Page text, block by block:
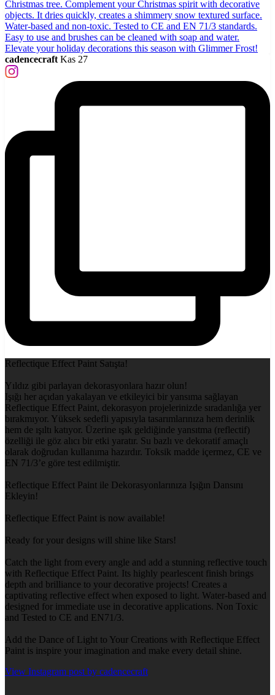
cadencecraft Kas 27
Reflectique Effect Paint Satışta!
Yıldız gibi parlayan dekorasyonlara hazır olun!
Işığı her açıdan yakalayan ve etkileyici bir yansıma sağlayan
Reflectique Effect Paint, dekorasyon projelerinizde sıradanlığa yer
bırakmıyor. Yüksek sedefli yapısıyla tasarımlarınıza hem derinlik
hem de ışıltı katıyor. Üzerine ışık geldiğinde yansıtma (reflectif)
özelliği ile göz alıcı bir etki yaratır. Su bazlı ve dekoratif amaçlı
olarak doğrudan kullanıma hazırdır. Toksik madde içermez, CE ve
EN 71/3’e göre test edilmiştir.
Reflectique Effect Paint ile Dekorasyonlarınıza Işığın Dansını
Ekleyin!
Reflectique Effect Paint is now available!
Ready for your designs will shine like Stars!
Catch the light from every angle and add a stunning reflective touch
with Reflectique Effect Paint. Its highly pearlescent finish brings
depth and brilliance to your decorative projects! Creates a
captivating reflective effect when exposed to light. Water-based and
designed for immediate use in decorative applications. Non Toxic
and Tested to CE and EN71/3.
Add the Dance of Light to Your Creations with Reflectique Effect
Paint is inspire your imagination and make every detail shine.
View Instagram post by cadencecraft